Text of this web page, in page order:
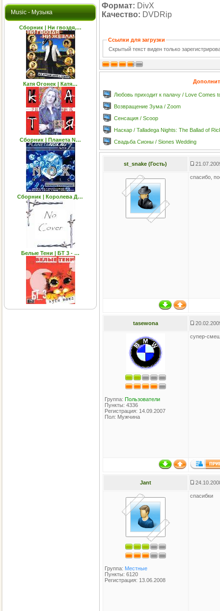
Music - Музыка
Сборник | Ни гвоздя,…
Катя Огонек | Катя…
Сборник | Планета N…
Сборник | Королева Д…
Белые Тени | БТ 3 - …
Формат: DivX
Качество: DVDRip
Ссылки для загрузки
Скрытый текст виден только
Любовь приходит к палачу / Love Comes
Возвращение Зума / Zoom
Сенсация / Scoop
Наскар / Talladega Nights: The Ballad of
Свадьба Сионы / Siones Wedding
st_snake (Гость)
спасибо,
tasewona
Группа: Пользователи
Пункты: 4336
Регистрация: 14.09.2007
Пол: Мужчина
супер-
Jant
Группа: Местные
Пункты: 6120
Регистрация: 13.06.2008
спасибки